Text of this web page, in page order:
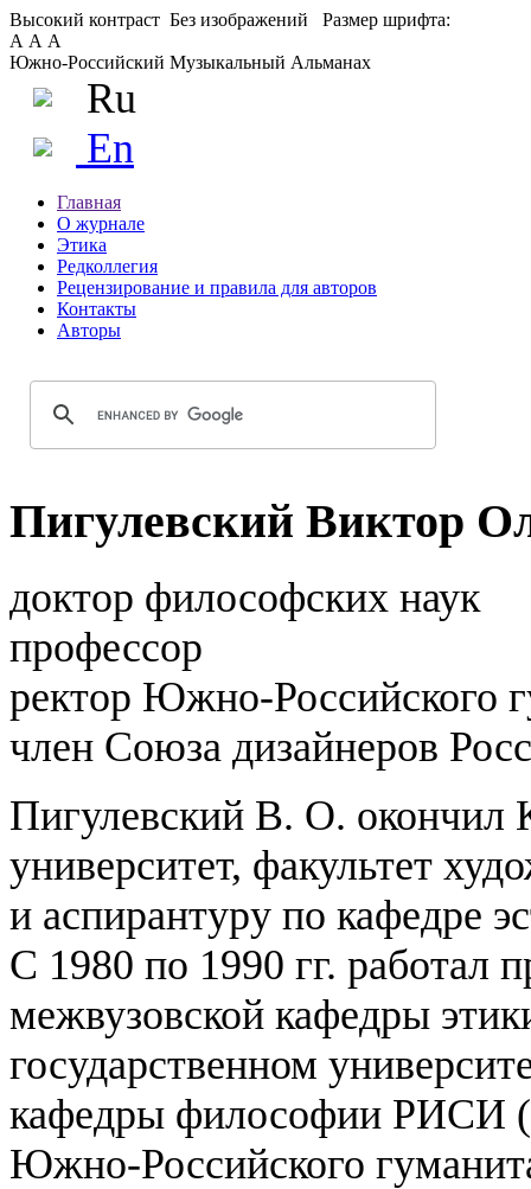
Высокий контраст Без изображений
Размер шрифта:
А А А
Южно-Российский Музыкальный Альманах
Ru
En
Главная
О журнале
Этика
Редколлегия
Рецензирование и правила для авторов
Контакты
Авторы
Пигулевский Виктор
доктор философских наук
профессор
ректор Южно-Российского
член Союза дизайнеров
Пигулевский В. О. окончил
университет, факультет
и аспирантуру по кафедре
С 1980 по 1990 гг. работал
межвузовской кафедры
государственном
кафедры философии РИСИ
Южно-Российского